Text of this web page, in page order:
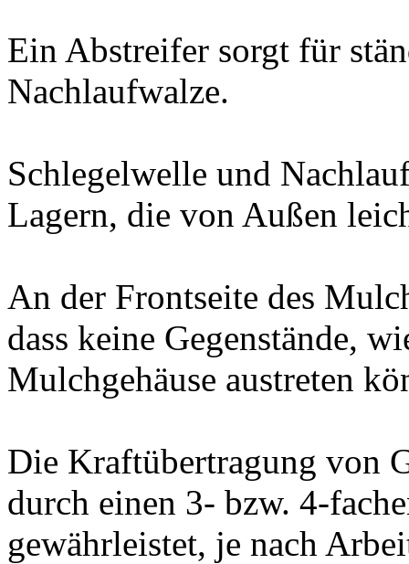
Ein Abstreifer sorgt für
Nachlaufwalze.
Schlegelwelle und
Lagern, die von Außen
An der Frontseite des
dass keine Gegenstände,
Mulchgehäuse austreten
Die Kraftübertragung von
durch einen 3- bzw. 4-
gewährleistet, je nach